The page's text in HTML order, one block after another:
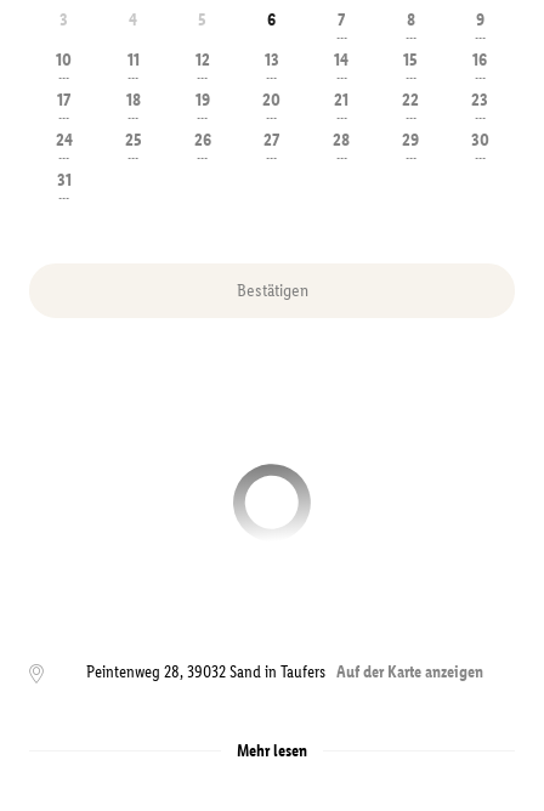
3
4 5 6 7
---
8
---
9
---
10
---
11
---
12
---
13
---
14
---
15
---
16
---
17
---
18
---
19
---
20
---
21
---
22
---
23
---
24
---
25
---
26
---
27
---
28
---
29
---
30
---
31
---
Bestätigen
Peintenweg 28,39032Sand in Taufers Auf der Karte anzeigen
Mehr lesen